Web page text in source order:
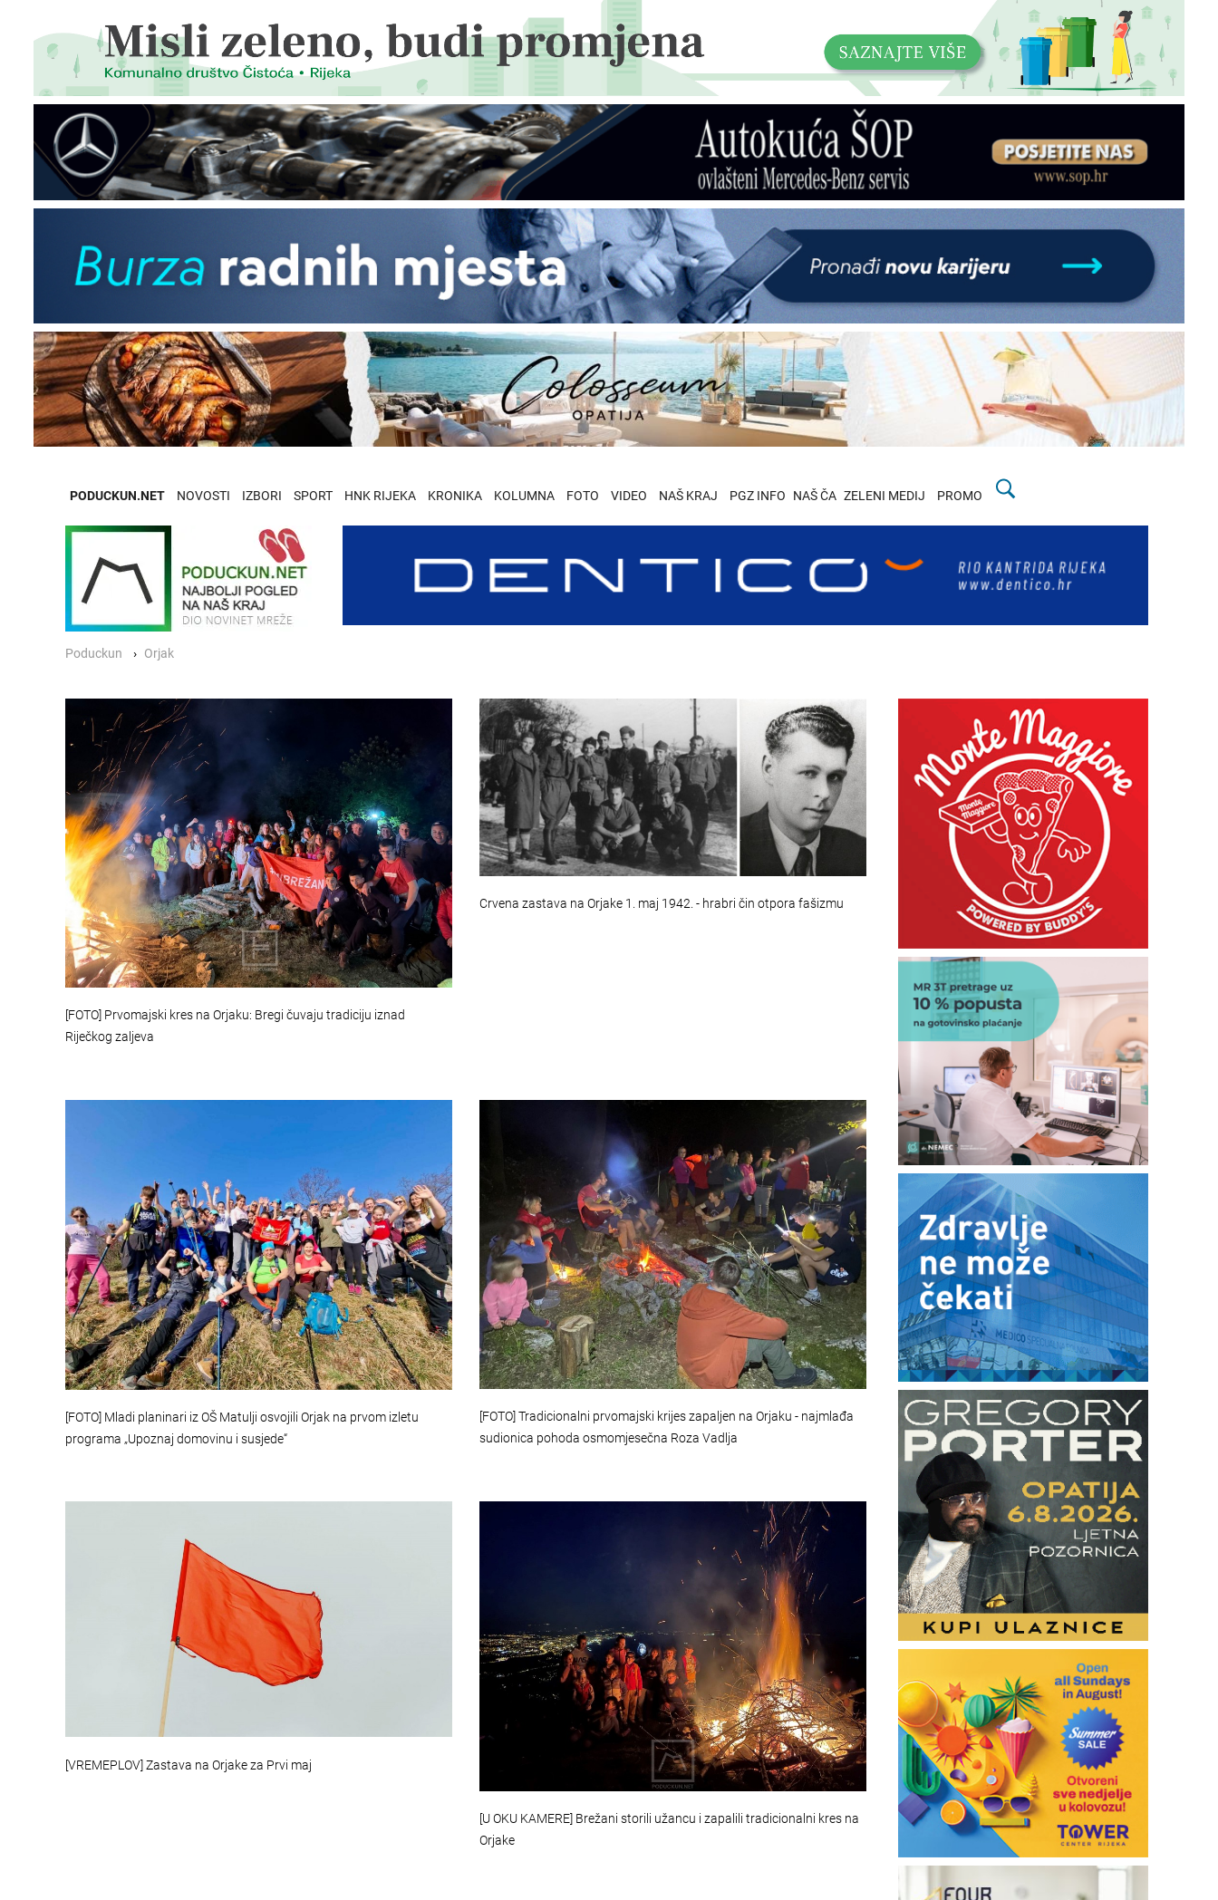
PODUCKUN.NET NOVOSTI IZBORI SPORT HNK RIJEKA KRONIKA KOLUMNA FOTO VIDEO NAŠ KRAJ PGZ INFO NAŠ ČA ZELENI MEDIJ PROMO
Poduckun Orjak
[FOTO] Prvomajski kres na Orjaku: Bregi čuvaju tradiciju iznad
Riječkog zaljeva
Crvena zastava na Orjake 1. maj 1942. - hrabri čin otpora fašizmu
[FOTO] Mladi planinari iz OŠ Matulji osvojili Orjak na prvom izletu
programa „Upoznaj domovinu i susjede“
[FOTO] Tradicionalni prvomajski krijes zapaljen na Orjaku - najmlađa
sudionica pohoda osmomjesečna Roza Vadlja
[VREMEPLOV] Zastava na Orjake za Prvi maj
[U OKU KAMERE] Brežani storili užancu i zapalili tradicionalni kres na
Orjake